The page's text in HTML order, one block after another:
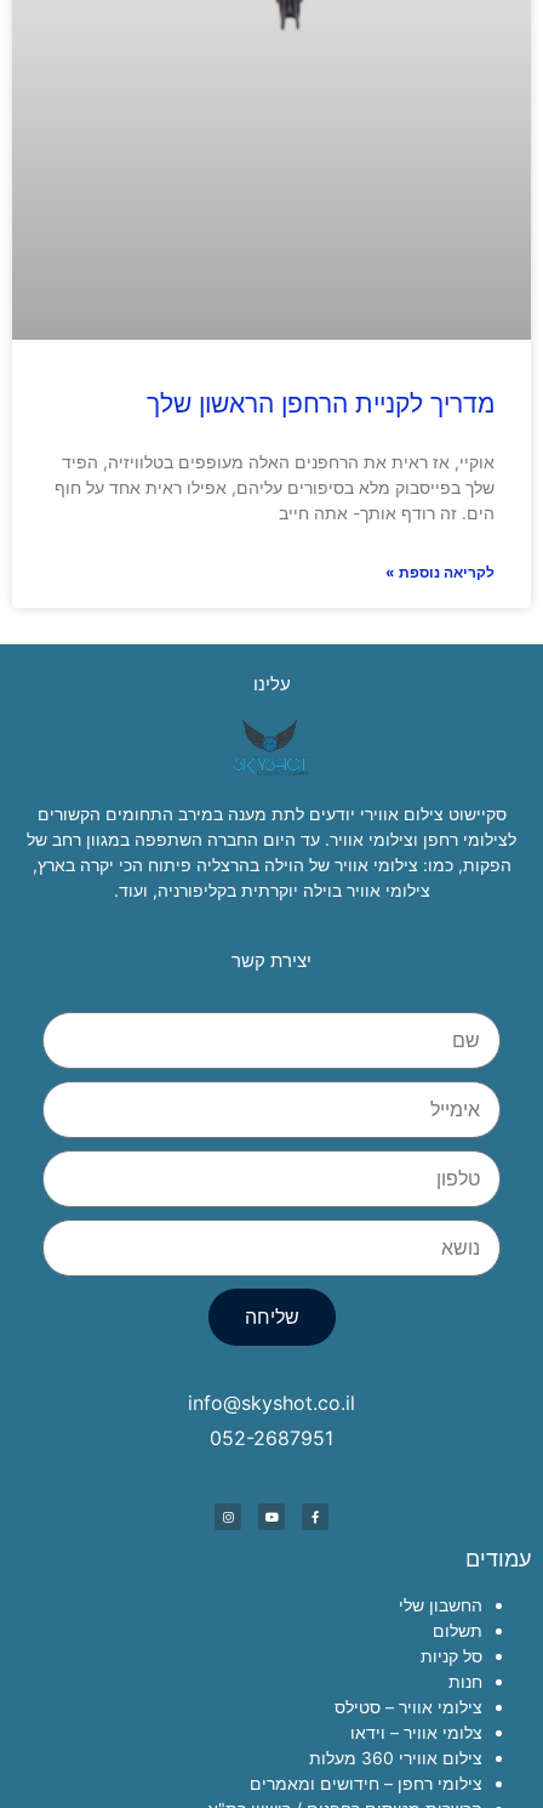
מדריך לקניית הרחפן הראשון שלך
אוקיי, אז ראית את הרחפנים האלה מעופפים בטלוויזיה, הפיד
שלך בפייסבוק מלא בסיפורים עליהם, אפילו ראית אחד על חוף
הים. זה רודף אותך- אתה חייב
לקריאה נוספת »
עלינו
סקיישוט צילום אווירי יודעים לתת מענה במירב התחומים הקשורים
לצילומי רחפן וצילומי אוויר. עד היום החברה השתפפה במגוון רחב של
הפקות, כמו: צילומי אוויר של הוילה בהרצליה פיתוח הכי יקרה בארץ,
צילומי אוויר בוילה יוקרתית בקליפורניה, ועוד.
יצירת קשר
שליחה
info@skyshot.co.il
052-2687951
עמודים
החשבון שלי
תשלום
סל קניות
חנות
צילומי אוויר – סטילס
צלומי אוויר – וידאו
צילום אווירי 360 מעלות
צילומי רחפן – חידושים ומאמרים